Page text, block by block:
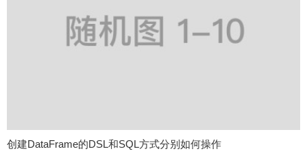
创建DataFrame的DSL和SQL方式分别如何操作